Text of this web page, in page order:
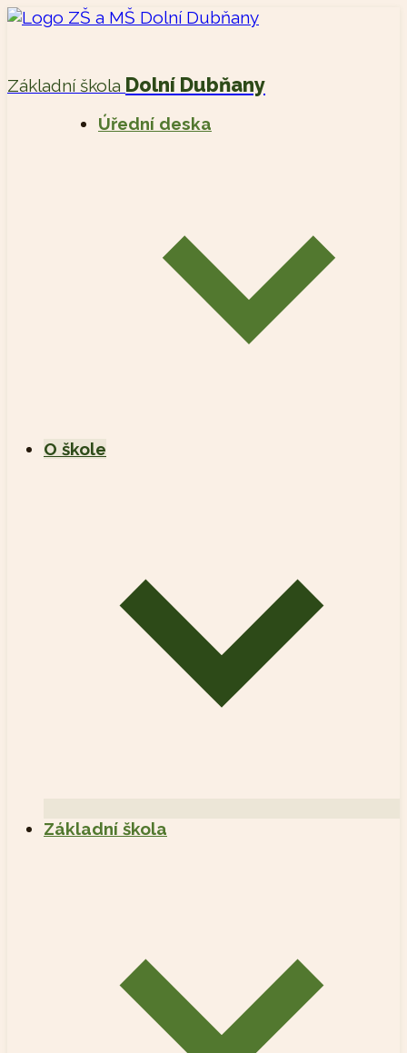
Základní škola Dolní Dubňany
Úřední deska
O škole
Základní škola